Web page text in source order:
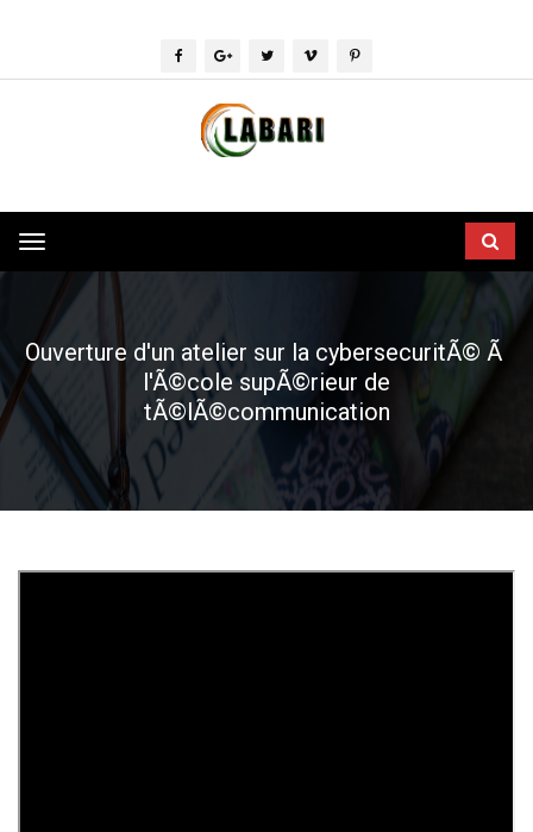
Toggle
navigation
Ouverture d'un atelier sur la cybersecuritÃ© Ã
l'Ã©cole supÃ©rieur de
tÃ©lÃ©communication